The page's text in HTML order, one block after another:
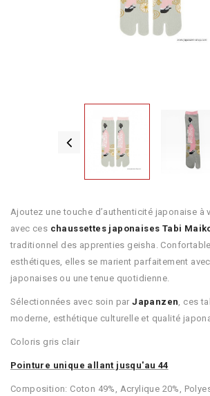
Ajoutez une touche d’authenticité japonaise à
avec ces chaussettes japonaises Tabi
traditionnel des apprenties geisha.
esthétiques, elles se marient parfaitement
japonaises ou une tenue quotidienne.
Sélectionnées avec soin parJapanzen, ces
moderne, esthétique culturelle et qualité
Coloris gris clair
Pointure unique allant jusqu'au 44
Composition: Coton 49%, Acrylique 20%,